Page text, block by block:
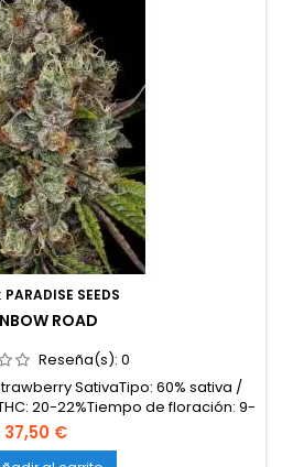
PARADISE SEEDS
ROAD
Reseña(s): 0
SativaTipo: 60% sativa /
20-22%Tiempo de floración: 9-
en interior: 500-600
800-900 g/plantaAltura: 100-140
37,50 €